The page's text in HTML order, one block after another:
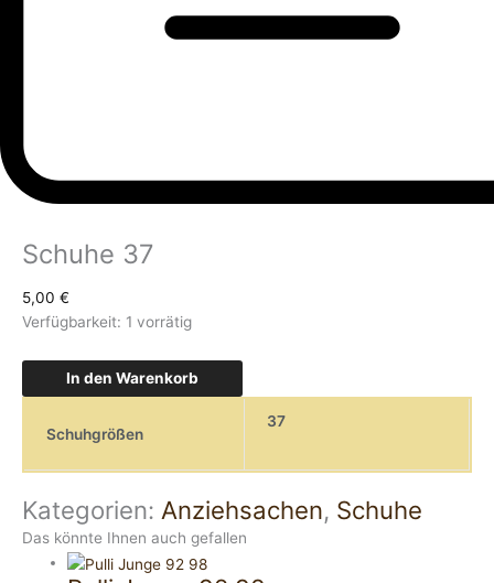
Schuhe 37
5,00 €
Verfügbarkeit: 1 vorrätig
In den Warenkorb
Schuhgrößen
37
Kategorien: Anziehsachen, Schuhe
Das könnte Ihnen auch gefallen